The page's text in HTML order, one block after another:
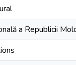
a Republicii